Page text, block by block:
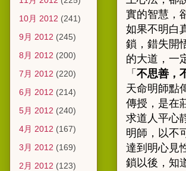
實的智慧，
如果不明白
鎖，錯失開
的大道，一
「 不思善，
天命明師點
傳授，是在
求道人平心
明師，以不
達到明心見
鎖以後，知
10月 2012 (241)
9月 2012 (245)
8月 2012 (200)
7月 2012 (220)
6月 2012 (214)
5月 2012 (240)
4月 2012 (167)
3月 2012 (169)
2月 2012 (123)